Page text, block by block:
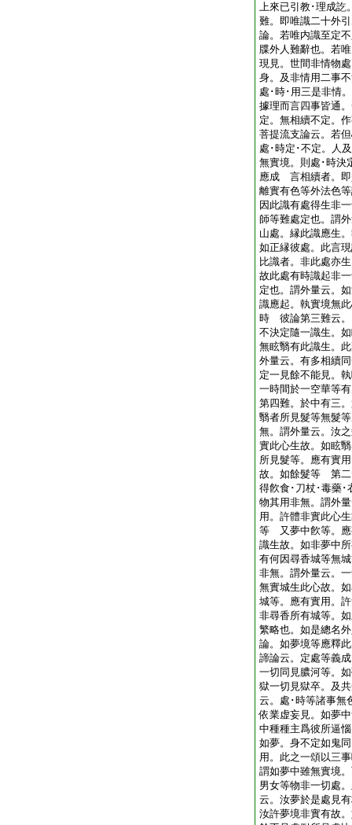
上來已引教･理成訖
難。即唯識二十外
論。若唯内識至定
牒外人難辭也。若
現見。世間非情物
身。及非情用二事
處･時･用三是非情
據理而言四事皆通
定。無相續不定。
菩提流支論云。若
處･時定･不定。人
無實境。則處･時決
應成 言相續者。即
離實有色等外法色
因此識有處得生非
師等難處定也。謂
山處。縁此識應生
如正縁彼處。此言
比識者。非此處亦
故此處有時識起非
定也。謂外量云。
識應起。執實境無
時 彼論第三難云。
不決定隨一識生。
無眩翳有此識生。
外量云。有多相續
定一見餘不能見。
一時間於一空華等
第四難。於中有三
翳者所見髮等無髮
無。謂外量云。汝
實此心生故。如眩
所見髮等。應有實
故。如餘髮等 第二
得飮食･刀杖･毒藥･
物其用非無。謂外
用。許體非實此心
等 又夢中飮等。應
識生故。如非夢中
有何因尋香城等無
非無。謂外量云。
無實城生此心故。
城等。應有實用。
非尋香所有城等。
繁略也。如是總名
論。如夢境等應釋
諦論云。定處等義
一切同見膿河等。
獄一切見獄卒。及
云。處･時等諸事無
依業虚妄見。如夢
中種種主爲彼所逼
如夢。身不定如鬼
用。此之一頌以三
謂如夢中雖無實境
男女等物非一切處
云。汝夢於是處見
汝許夢境非實有故